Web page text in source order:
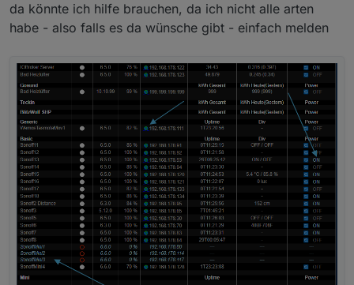
da könnte ich hilfe brauchen, da ich nicht alle arten
habe - also falls es da wünsche gibt - einfach melden